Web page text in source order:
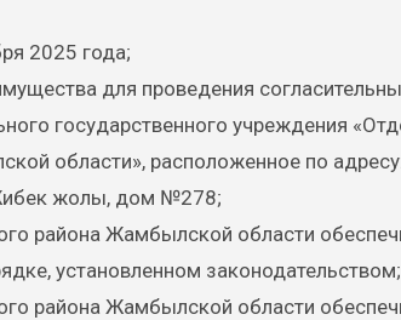
2025 года;
для проведения
государственного учреждения
области», расположенное по
жолы, дом №278;
района Жамбылской области
установленном законодательством;
района Жамбылской области